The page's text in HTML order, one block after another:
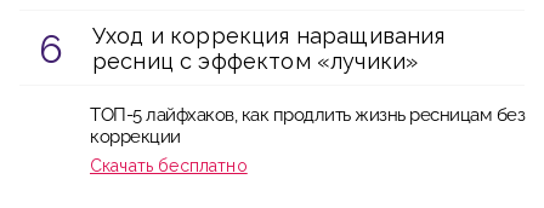
Уход и коррекция наращивания
ресниц с эффектом «лучики»
ТОП-5 лайфхаков, как продлить жизнь ресницам без
коррекции
Скачать бесплатно